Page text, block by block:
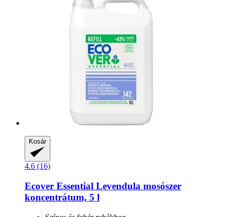
Kosár
4.6 (16)
Ecover Essential Levendula mosószer
koncentrátum, 5 l